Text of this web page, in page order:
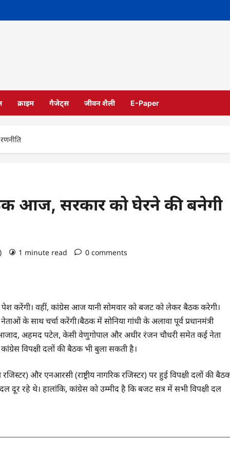
क्राइम गैजेट्स जीवन शैली E-Paper
आज, सरकार को घेरने की बनेगी
1 minute read 0 comments
करेंगी। वहीं, कांग्रेस आज यानी सोमवार को बजट को लेकर बैठक करेगी।
के साथ चर्चा करेंगी।बैठक में सोनिया गांधी के अलावा पूर्व प्रधानमंत्री
आजाद, अहमद पटेल, केसी वेणुगोपाल और अधीर रंजन चौधरी समेत कई नेता
विपक्षी दलों की बैठक भी बुला सकती है।
और एनआरसी (राष्ट्रीय नागरिक रजिस्टर) पर हुई विपक्षी दलों की
रहे थे। हालांकि, कांग्रेस को उम्मीद है कि बजट सत्र में सभी विपक्षी दल